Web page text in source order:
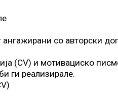
со авторски
(CV) и мотивациско
ги реализирале.